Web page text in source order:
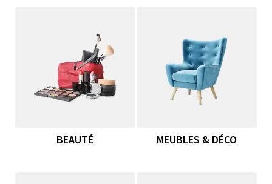
BEAUTÉ MEUBLES & DÉCO